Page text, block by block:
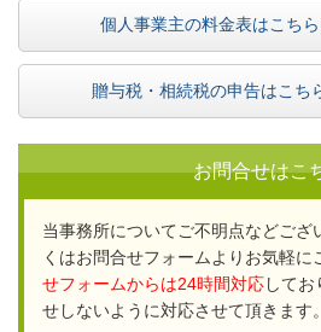
個人事業主の料金表はこち
贈与税・相続税の申告はこち
お問合せはこ
当事務所についてご不明点などござ
くはお問合せフォームよりお気軽に
せフォームからは24時間対応して
せしないように対応させて頂きます。